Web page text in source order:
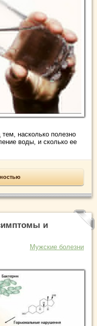
насколько полезно
воды, и сколько ее
и
Мужские болезни